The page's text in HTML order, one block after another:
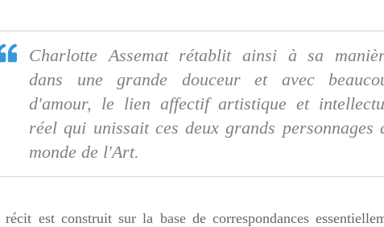
Charlotte Assemat rétablit ainsi à sa
dans une grande douceur et avec
d'amour, le lien affectif artistique et
réel qui unissait ces deux grands personnages
monde de l'Art.
récit est construit sur la base de correspondances